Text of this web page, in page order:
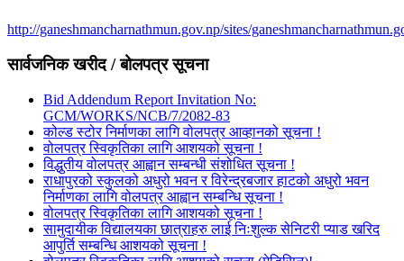
http://ganeshmancharnathmun.gov.np/sites/
सार्वजनिक खरीद / बोलपत्र सूचना
Bid Addendum Report Invitation No:
GCM/WORKS/NCB/7/2082-83
कोल्ड स्टोर निर्माणका लागि वोलपत्र आव्हानको सूचना !
वोलपत्र स्विकृतिका लागि आशयको सूचना !
विद्धुतीय वोलपत्र आह्वान सम्बन्धी संशोधित सूचना !
राधापुरको स्कुलको अधुरो भवन र विरेन्द्रबजार हाटको अधुरो भवन
निर्माणका लागि वोलपत्र आह्वान सम्बन्धि सूचना !
वोलपत्र स्विकृतिका लागि आशयको सूचना !
सामुदायीक विद्यालयका छात्राहरु लाई निःशुल्क सेनिटरी प्याड खरिद
आपुर्ति सम्बन्धि आशयको सूचना !